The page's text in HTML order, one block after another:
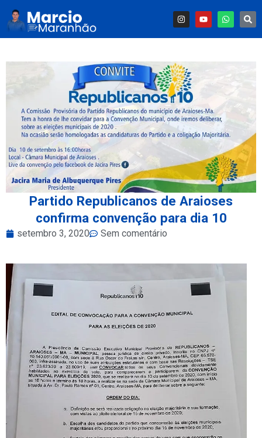
Partido Republicanos de Araioses
confirma convenção para dia 10
setembro 3, 2020 Sem comentário